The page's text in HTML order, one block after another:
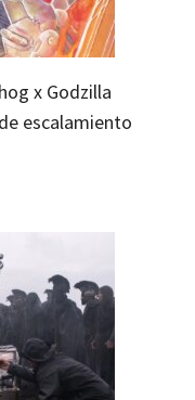
x Godzilla
escalamiento